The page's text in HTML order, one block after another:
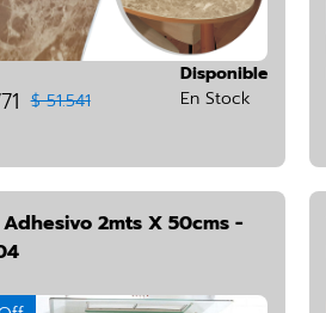
$ 51.541
Disponible
En Stock
2mts X 50cms -